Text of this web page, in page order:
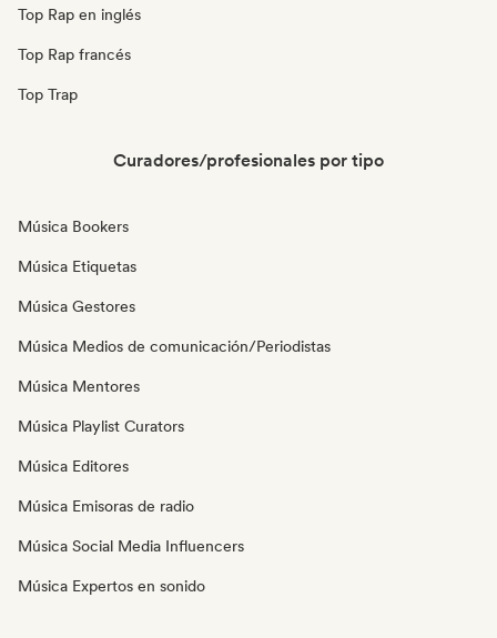
Top Rap en inglés
Top Rap francés
Top Trap
Curadores/profesionales por tipo
Música Bookers
Música Etiquetas
Música Gestores
Música Medios de comunicación/Periodistas
Música Mentores
Música Playlist Curators
Música Editores
Música Emisoras de radio
Música Social Media Influencers
Música Expertos en sonido